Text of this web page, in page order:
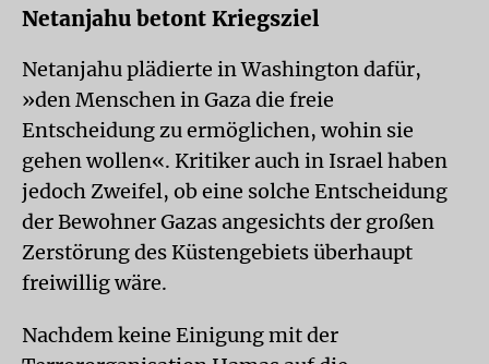
Netanjahu betont Kriegsziel
Netanjahu plädierte in Washington dafür,
»den Menschen in Gaza die freie
Entscheidung zu ermöglichen, wohin sie
gehen wollen«. Kritiker auch in Israel haben
jedoch Zweifel, ob eine solche Entscheidung
der Bewohner Gazas angesichts der großen
Zerstörung des Küstengebiets überhaupt
freiwillig wäre.
Nachdem keine Einigung mit der